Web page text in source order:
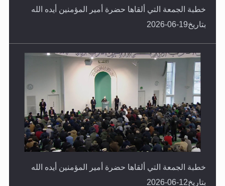
خطبة الجمعة التي ألقاها حضرة أمير المؤمنين أيده الله
بتاريخ19-06-2026
خطبة الجمعة التي ألقاها حضرة أمير المؤمنين أيده الله
بتاريخ12-06-2026